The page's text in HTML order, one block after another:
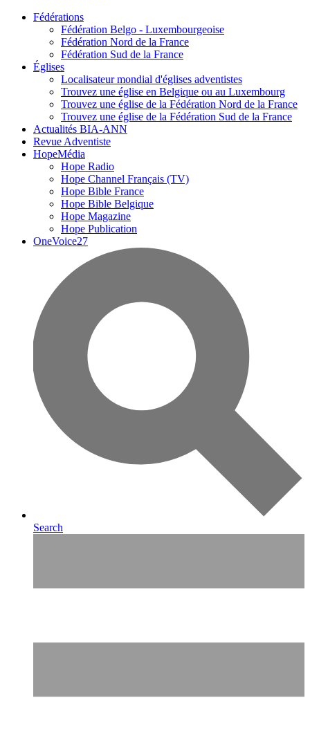
Fédérations
Fédération Belgo - Luxembourgeoise
Fédération Nord de la France
Fédération Sud de la France
Églises
Localisateur mondial d'églises adventistes
Trouvez une église en Belgique ou au Luxembourg
Trouvez une église de la Fédération Nord de la France
Trouvez une église de la Fédération Sud de la France
Actualités BIA-ANN
Revue Adventiste
HopeMédia
Hope Radio
Hope Channel Français (TV)
Hope Bible France
Hope Bible Belgique
Hope Magazine
Hope Publication
OneVoice27
Search